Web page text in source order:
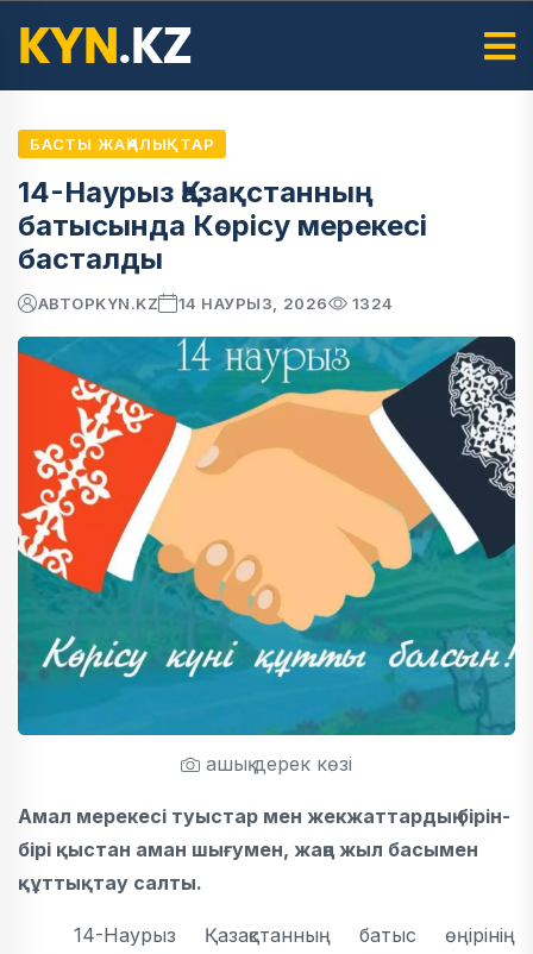
БАСТЫ ЖАҢАЛЫҚТАР
14-Наурыз Қазақстанның
батысында Көрісу мерекесі
басталды
АВТОРKYN.KZ 14 НАУРЫЗ, 2026 1324
ашық дерек көзі
Амал мерекесі туыстар мен жекжаттардың бірін-
бірі қыстан аман шығумен, жаңа жыл басымен
құттықтау салты.
14-Наурыз Қазақстанның батыс өңірінің